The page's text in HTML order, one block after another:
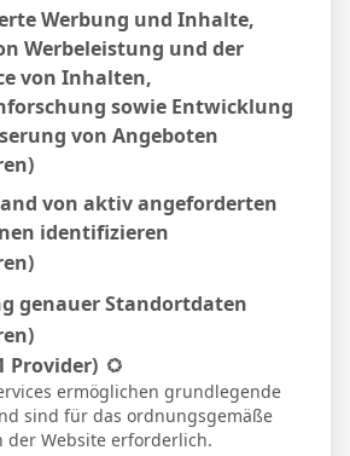
Uhr FC Köln gegen SC
Carl Zeiss Jena gegen
Uhr Eintracht Frankfurt
Hoffenheim
Uhr Hamburger SV gegen
Uhr Bayern München
Werbung und Inhalte,
Werbeleistung und der
von Inhalten,
sowie Entwicklung
von Angeboten
von aktiv angeforderten
identifizieren
genauer Standortdaten
Service-Gruppen, für die eine
Provider)
ermöglichen grundlegende
sind für das ordnungsgemäße
der Website erforderlich.